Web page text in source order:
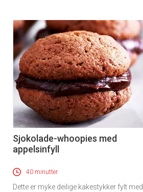
Sjokolade-whoopies med
appelsinfyll
40 minutter
Dette er myke deilige kakestykker fylt med